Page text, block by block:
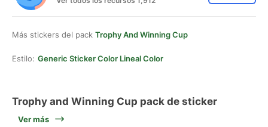
Más stickers del pack Trophy And Winning Cup
Estilo: Generic Sticker Color Lineal Color
Trophy and Winning Cup pack de sticker
Ver más